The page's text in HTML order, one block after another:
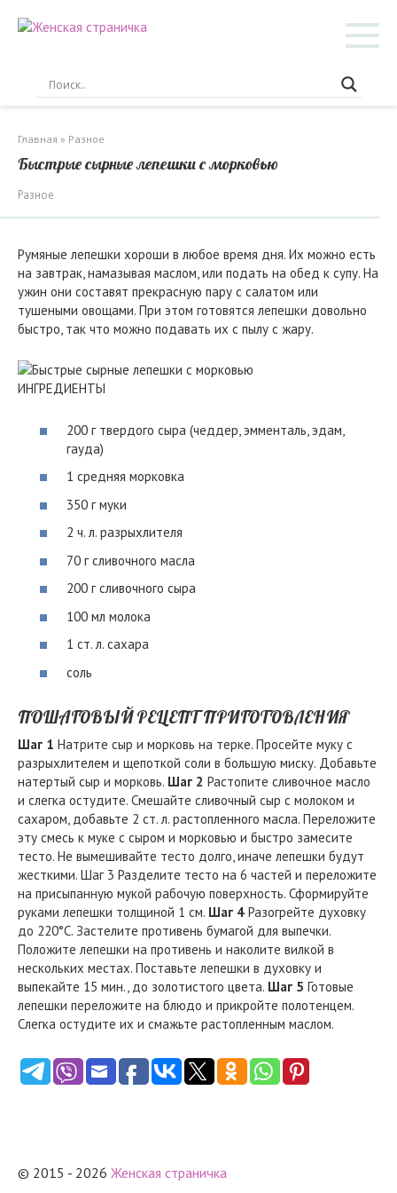
Главная » Разное
Быстрые сырные лепешки с морковью
Разное
Румяные лепешки хороши в любое время дня. Их можно есть
на завтрак, намазывая маслом, или подать на обед к супу. На
ужин они составят прекрасную пару с салатом или
тушеными овощами. При этом готовятся лепешки довольно
быстро, так что можно подавать их с пылу с жару.
ИНГРЕДИЕНТЫ
200 г твердого сыра (чеддер, эмменталь, эдам,
гауда)
1 средняя морковка
350 г муки
2 ч. л. разрыхлителя
70 г сливочного масла
200 г сливочного сыра
100 мл молока
1 ст. л. сахара
соль
ПОШАГОВЫЙ РЕЦЕПТ ПРИГОТОВЛЕНИЯ
Шаг 1 Натрите сыр и морковь на терке. Просейте муку с
разрыхлителем и щепоткой соли в большую миску. Добавьте
натертый сыр и морковь. Шаг 2 Растопите сливочное масло
и слегка остудите. Смешайте сливочный сыр с молоком и
сахаром, добавьте 2 ст. л. растопленного масла. Переложите
эту смесь к муке с сыром и морковью и быстро замесите
тесто. Не вымешивайте тесто долго, иначе лепешки будут
жесткими. Шаг 3 Разделите тесто на 6 частей и переложите
на присыпанную мукой рабочую поверхность. Сформируйте
руками лепешки толщиной 1 см. Шаг 4 Разогрейте духовку
до 220°С. Застелите противень бумагой для выпечки.
Положите лепешки на противень и наколите вилкой в
нескольких местах. Поставьте лепешки в духовку и
выпекайте 15 мин., до золотистого цвета. Шаг 5 Готовые
лепешки переложите на блюдо и прикройте полотенцем.
Слегка остудите их и смажьте растопленным маслом.
© 2015 - 2026 Женская страничка